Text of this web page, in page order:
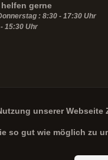
gerne
: 8:30 - 17:30 Uhr
15:30 Uhr
unserer Webseite
so gut wie möglich zu